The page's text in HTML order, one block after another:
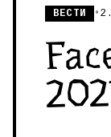
ВЕСТИ •